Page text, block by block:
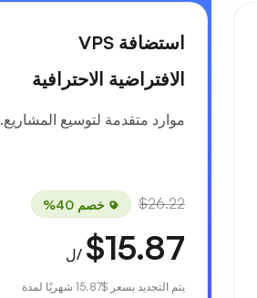
استضافة VPS
الافتراضية الاحترافية
موارد متقدمة لتوسيع المشاريع.
$26.22 خصم 40%
$15.87 /ل
يتم التجديد بسعر $15.87
شهريًا لمدة